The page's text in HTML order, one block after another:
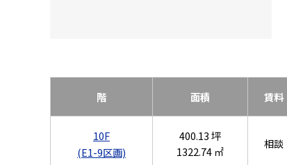
階 面積 賃料
10F
(E1-9区画)
400.13 坪
1322.74 ㎡
相談